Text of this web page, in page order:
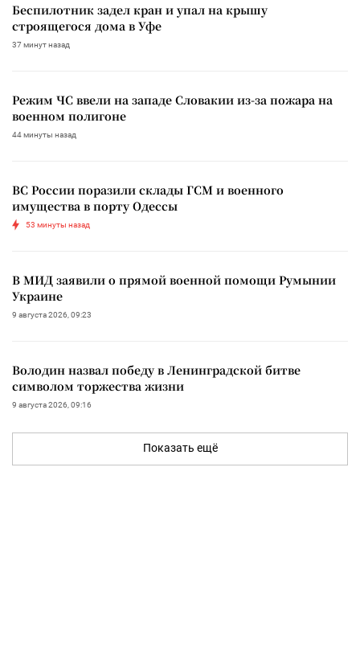
Беспилотник задел кран и упал на крышу
строящегося дома в Уфе
37 минут назад
Режим ЧС ввели на западе Словакии из-за пожара на
военном полигоне
44 минуты назад
ВС России поразили склады ГСМ и военного
имущества в порту Одессы
53 минуты назад
В МИД заявили о прямой военной помощи Румынии
Украине
9 августа 2026, 09:23
Володин назвал победу в Ленинградской битве
символом торжества жизни
9 августа 2026, 09:16
Показать ещё